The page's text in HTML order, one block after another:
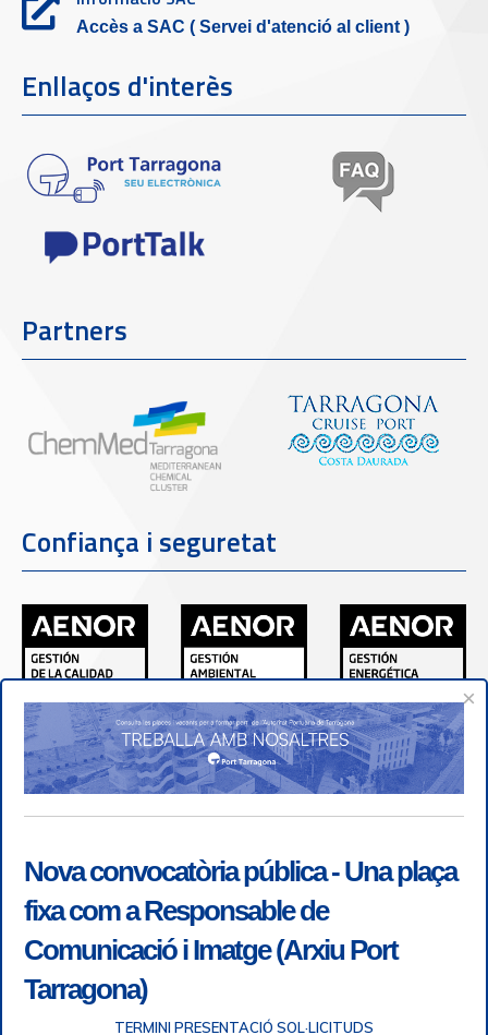
Accès a SAC ( Servei d'atenció al client )
Enllaços d'interès
Partners
Confiança i seguretat
×
Nova convocatòria pública - Una plaça
fixa com a Responsable de
Comunicació i Imatge (Arxiu Port
Tarragona)
TERMINI PRESENTACIÓ SOL·LICITUDS